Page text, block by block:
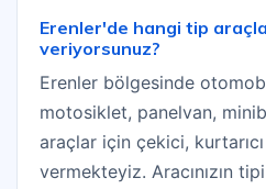
Erenler'de hangi tip
veriyorsunuz?
Erenler bölgesinde
motosiklet, panelvan,
araçlar için çekici,
vermekteyiz. Aracınızın